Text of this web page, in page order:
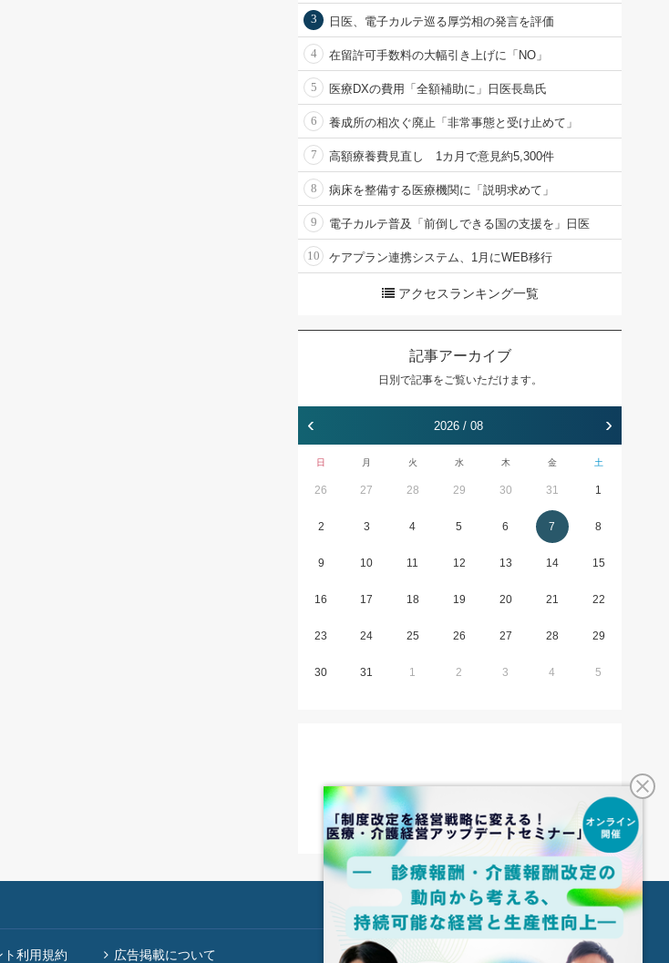
3 日医、電子カルテ巡る厚労相の発言を評価
4 在留許可手数料の大幅引き上げに「NO」
5 医療DXの費用「全額補助に」日医長島氏
6 養成所の相次ぐ廃止「非常事態と受け止めて」
7 高額療養費見直し 1カ月で意見約5,300件
8 病床を整備する医療機関に「説明求めて」
9 電子カルテ普及「前倒しできる国の支援を」日医
10 ケアプラン連携システム、1月にWEB移行
アクセスランキング一覧
記事アーカイブ
日別で記事をご覧いただけます。
‹ 2026 / 08 ›
日 月 火 水 木 金 土
26 27 28 29 30 31 1
2 3 4 5 6 7 8
9 10 11 12 13 14 15
16 17 18 19 20 21 22
23 24 25 26 27 28 29
30 31 1 2 3 4 5
利用規約 広告掲載について